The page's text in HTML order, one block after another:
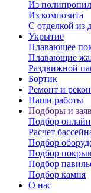
Из
Из композита
С отделкой из
Укрытие
Плавающее
Плавающие
Раздвижной
Бортик
Ремонт и
Наши работы
Подборы и
Подбор
Расчет
Подбор
Подбор
Подбор
Подбор камня
О нас